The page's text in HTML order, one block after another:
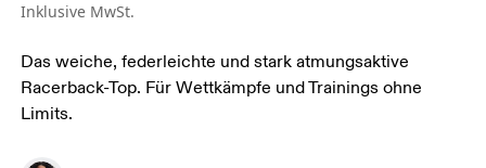
Inklusive MwSt.
Das weiche, federleichte und stark atmungsaktive
Racerback-Top. Für Wettkämpfe und Trainings ohne
Limits.